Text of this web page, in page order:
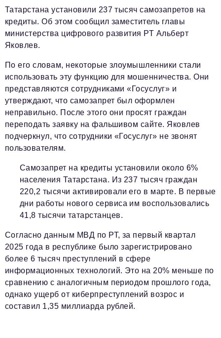
Отдел рекламы
reklama@business-magazine.online
Отдел распространения/редакционная подписка
podpiska@business-magazine.online
partner@business-magazine.online
Татарстана установили 237 тысяч самозапретов на
кредиты. Об этом сообщил заместитель главы
министерства цифрового развития РТ Альберт
Яковлев.
По его словам, некоторые злоумышленники стали
использовать эту функцию для мошенничества. Они
представляются сотрудниками «Госуслуг» и
утверждают, что самозапрет был оформлен
неправильно. После этого они просят граждан
переподать заявку на фальшивом сайте. Яковлев
подчеркнул, что сотрудники «Госуслуг» не звонят
пользователям.
Самозапрет на кредиты установили около 6%
населения Татарстана. Из 237 тысяч граждан
220,2 тысячи активировали его в марте. В первые
дни работы нового сервиса им воспользовались
41,8 тысячи татарстанцев.
Согласно данным МВД по РТ, за первый квартал
2025 года в республике было зарегистрировано
более 6 тысяч преступлений в сфере
информационных технологий. Это на 20% меньше по
сравнению с аналогичным периодом прошлого года,
однако ущерб от киберпреступлений возрос и
составил 1,35 миллиарда рублей.